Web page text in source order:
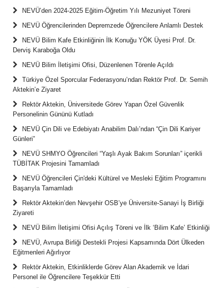
NEVÜ’den 2024-2025 Eğitim-Öğretim Yılı Mezuniyet Töreni
NEVÜ Öğrencilerinden Depremzede Öğrencilere Anlamlı Destek
NEVÜ Bilim Kafe Etkinliğinin İlk Konuğu YÖK Üyesi Prof. Dr.
Derviş Karaboğa Oldu
NEVÜ Bilim İletişimi Ofisi, Düzenlenen Törenle Açıldı
Türkiye Özel Sporcular Federasyonu’ndan Rektör Prof. Dr. Semih
Aktekin’e Ziyaret
Rektör Aktekin, Üniversitede Görev Yapan Özel Güvenlik
Personelinin Gününü Kutladı
NEVÜ Çin Dili ve Edebiyatı Anabilim Dalı’ndan “Çin Dili Kariyer
Günleri”
NEVÜ SHMYO Öğrencileri “Yaşlı Ayak Bakım Sorunları” içerikli
TÜBİTAK Projesini Tamamladı
NEVÜ Öğrencileri Çin'deki Kültürel ve Mesleki Eğitim Programını
Başarıyla Tamamladı
Rektör Aktekin’den Nevşehir OSB’ye Üniversite-Sanayi İş Birliği
Ziyareti
NEVÜ Bilim İletişimi Ofisi Açılış Töreni ve İlk ‘Bilim Kafe’ Etkinliği
NEVÜ, Avrupa Birliği Destekli Projesi Kapsamında Dört Ülkeden
Eğitmenleri Ağırlıyor
Rektör Aktekin, Etkinliklerde Görev Alan Akademik ve İdari
Personel ile Öğrencilere Teşekkür Etti